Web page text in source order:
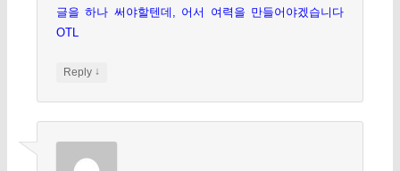
글을 하나 써야할텐데, 어서 여력을 만들어야겠습니다
OTL
Reply ↓